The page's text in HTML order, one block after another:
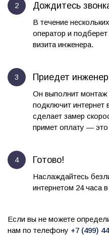
Дождитесь
В течение
оператор и
визита инженера.
Приедет инженер
Он выполнит монтаж
подключит интернет
сделает замер
примет оплату —
Готово!
Наслаждайтесь
интернетом 24 часа в
Если вы не можете
нам по телефону +7 (499)